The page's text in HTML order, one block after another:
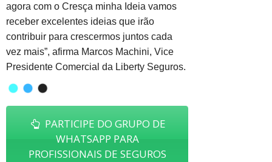
agora com o Cresça minha Ideia vamos
receber excelentes ideias que irão
contribuir para crescermos juntos cada
vez mais”, afirma Marcos Machini, Vice
Presidente Comercial da Liberty Seguros.
PARTICIPE DO GRUPO DE
WHATSAPP PARA
PROFISSIONAIS DE SEGUROS